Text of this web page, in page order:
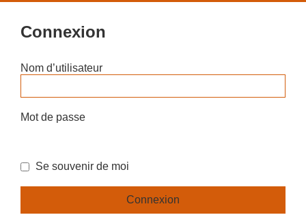
Connexion
Nom d’utilisateur
Mot de passe
Se souvenir de moi